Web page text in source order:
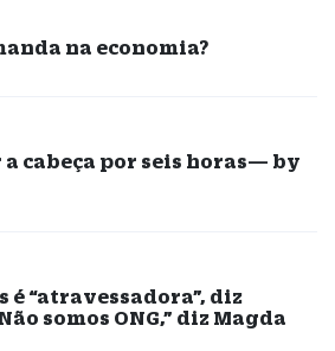
na economia?
a cabeça por seis horas— by
é “atravessadora”, diz
somos ONG,” diz Magda